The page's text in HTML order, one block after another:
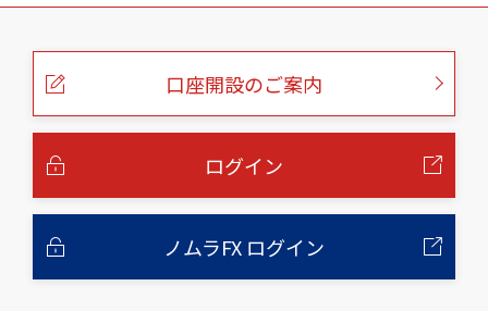
こ
口座開設のご案内
ログイン
ノムラFX ログイン